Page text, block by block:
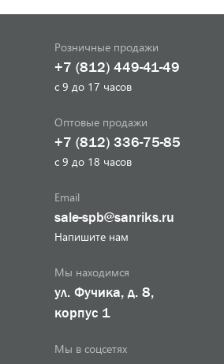
Розничные продажи
+7 (812) 449-41-49
с 9 до 17 часов
Оптовые продажи
+7 (812) 336-75-85
с 9 до 18 часов
Email
sale-spb@sanriks.ru
Напишите нам
Мы находимся
ул. Фучика, д. 8,
корпус 1
Мы в соцсетях